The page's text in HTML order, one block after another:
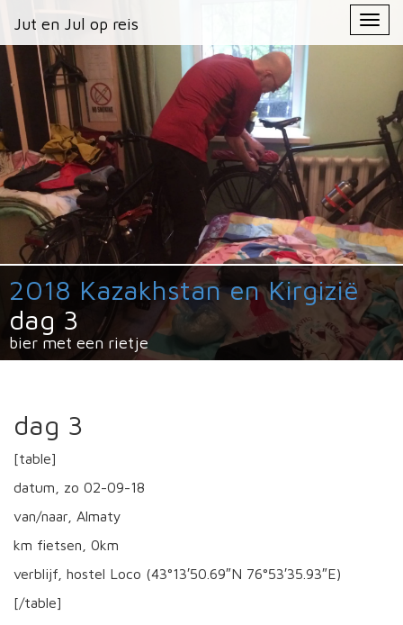
Jut en Jul op reis
Primary
Menu
Jut en Jul op reis
2018 Kazakhstan en Kirgizië
dag 3
bier met een rietje
dag 3
[table]
datum, zo 02-09-18
van/naar, Almaty
km fietsen, 0km
verblijf, hostel Loco (43°13′50.69″N 76°53′35.93″E)
[/table]